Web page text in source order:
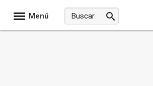
Menú